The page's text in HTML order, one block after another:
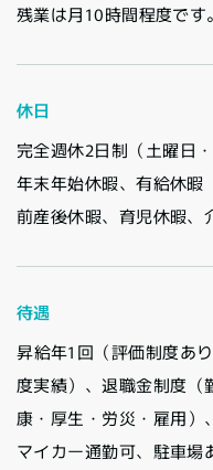
残業は月10時間程度です
休日
完全週休2日制（土曜日
年末年始休暇、有給休暇
前産後休暇、育児休暇
待遇
昇給年1回（評価制度あ
度実績）、退職金制度（
康・厚生・労災・雇用）
マイカー通勤可、駐車場